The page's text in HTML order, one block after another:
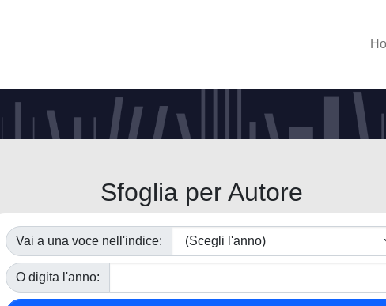
Sfoglia per Autore
Vai a una voce nell'indice:
O digita l'anno: